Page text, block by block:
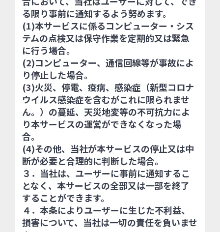
る限り事前に通知するよう努めます。
(1)本サービスに係るコンピューター・シス
テムの点検又は保守作業を定期的又は緊急
に行う場合。
(2)コンピューター、通信回線等が事故によ
り停止した場合。
(3)火災、停電、疫病、感染症（新型コロナ
ウイルス感染症を含むがこれに限られませ
ん。）の蔓延、天災地変等の不可抗力によ
り本サービスの運営ができなくなった場
合。
(4)その他、当社が本サービスの停止又は中
断が必要と合理的に判断した場合。
３．当社は、ユーザーに事前に通知するこ
となく、本サービスの全部又は一部を終了
することができます。
４．本条によりユーザーに生じた不利益、
損害について、当社は一切の責任を負いませ